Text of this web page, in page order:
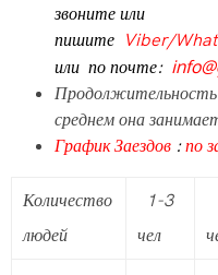
звоните или
пишите Viber/
или по почте:
Продолжительность
среднем она
График Заездов :по
Количество
людей
1-3
чел